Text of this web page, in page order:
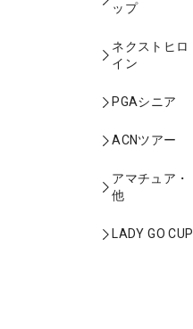
ップ
ネクストヒロ
イン
PGAシニア
ACNツアー
アマチュア・
他
LADY GO CUP